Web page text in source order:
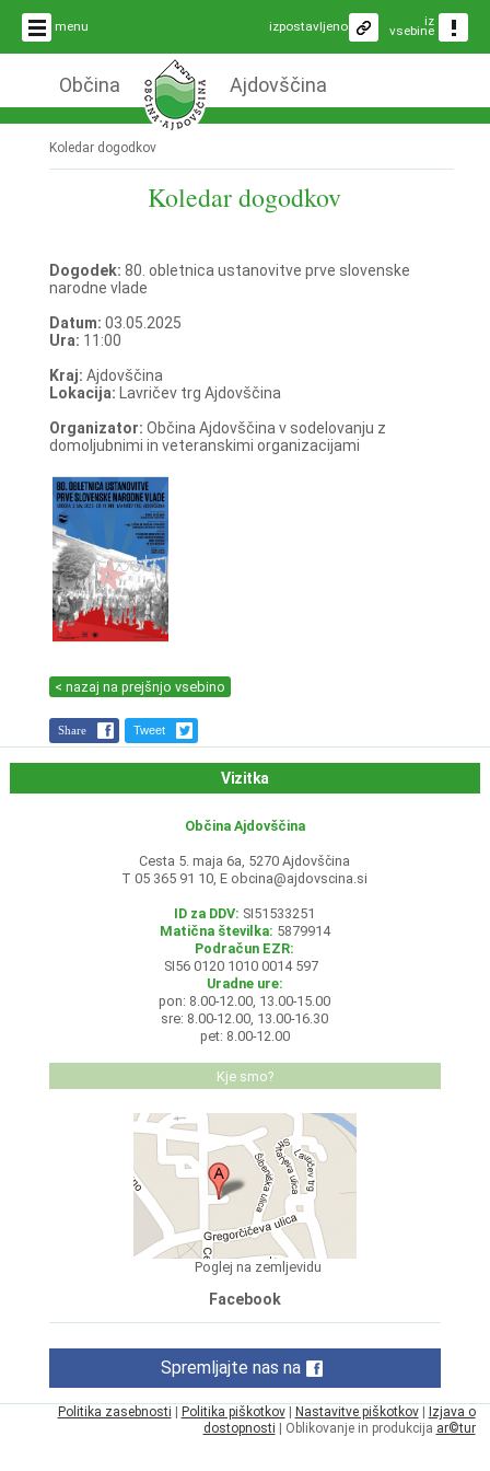
menu iz
vsebine
izpostavljeno
Občina Ajdovščina
Koledar dogodkov
Koledar dogodkov
Dogodek: 80. obletnica ustanovitve prve slovenske
narodne vlade
Datum: 03.05.2025
Ura: 11:00
Kraj: Ajdovščina
Lokacija: Lavričev trg Ajdovščina
Organizator: Občina Ajdovščina v sodelovanju z
domoljubnimi in veteranskimi organizacijami
< nazaj na prejšnjo vsebino
Share Tweet
Vizitka
Občina Ajdovščina
Cesta 5. maja 6a, 5270 Ajdovščina
T 05 365 91 10, E obcina@ajdovscina.si
ID za DDV: SI51533251
Matična številka: 5879914
Podračun EZR:
SI56 0120 1010 0014 597
Uradne ure:
pon: 8.00-12.00, 13.00-15.00
sre: 8.00-12.00, 13.00-16.30
pet: 8.00-12.00
Kje smo?
Poglej na zemljevidu
Facebook
Spremljajte nas na
Politika zasebnosti Politika piškotkov| Nastavitve piškotkov|
Izjava o
dostopnosti | Oblikovanje in produkcija ar©tur